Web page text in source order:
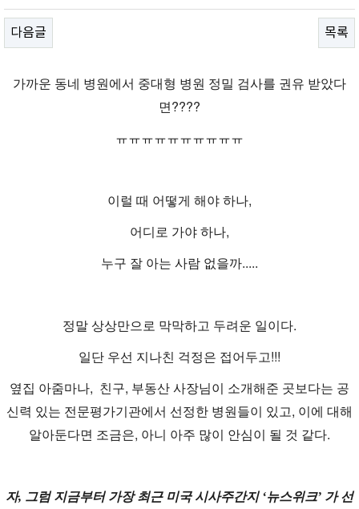
다음글 목록
가까운 동네 병원에서 중대형 병원 정밀 검사를 권유 받았다
면????
ㅠㅠㅠㅠㅠㅠㅠㅠㅠㅠ
이럴 때 어떻게 해야 하나,
어디로 가야 하나,
누구 잘 아는 사람 없을까.....
정말 상상만으로 막막하고 두려운 일이다.
일단 우선 지나친 걱정은 접어두고!!!
옆집 아줌마나, 친구, 부동산 사장님이 소개해준 곳보다는 공
신력 있는 전문평가기관에서 선정한 병원들이 있고, 이에 대해
알아둔다면 조금은, 아니 아주 많이 안심이 될 것 같다.
자, 그럼 지금부터 가장 최근 미국 시사주간지 ‘뉴스위크’ 가 선